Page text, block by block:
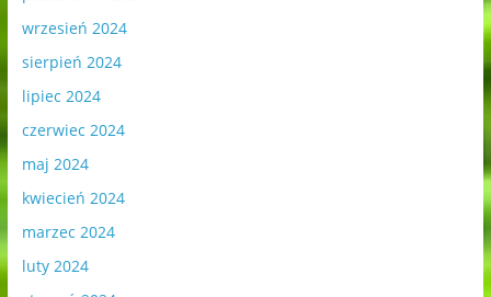
wrzesień 2024
sierpień 2024
lipiec 2024
czerwiec 2024
maj 2024
kwiecień 2024
marzec 2024
luty 2024